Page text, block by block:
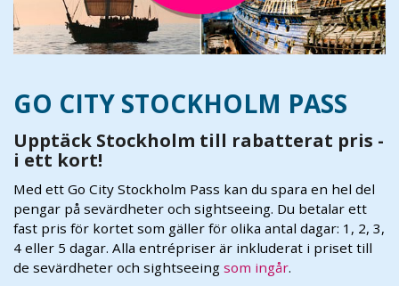
GO CITY STOCKHOLM PASS
Upptäck Stockholm till rabatterat pris -
i ett kort!
Med ett Go City Stockholm Pass kan du spara en hel del
pengar på sevärdheter och sightseeing. Du betalar ett
fast pris för kortet som gäller för olika antal dagar: 1, 2, 3,
4 eller 5 dagar. Alla entrépriser är inkluderat i priset till
de sevärdheter och sightseeing som ingår.